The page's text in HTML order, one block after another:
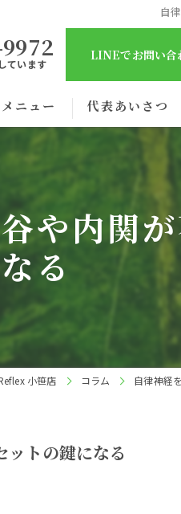
自
ています
LINEでお問い合
メニュー 代表あいさつ
や内関
る
小笹店 コラム 自律神経
トの鍵になる